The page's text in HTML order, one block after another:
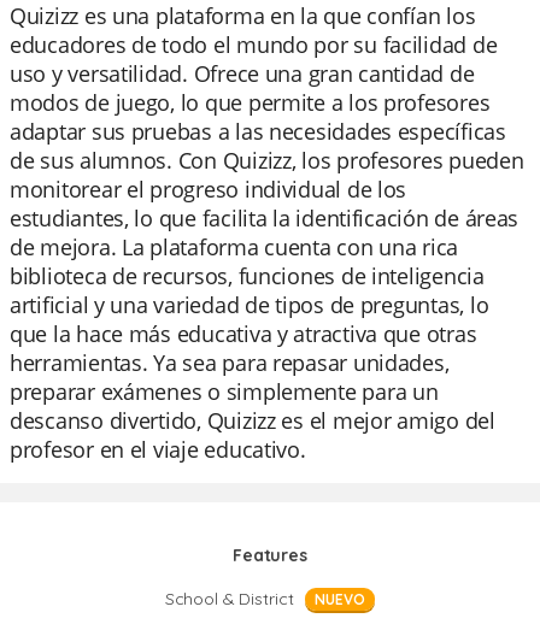
Quizizz es una plataforma en la que confían los
educadores de todo el mundo por su facilidad de
uso y versatilidad. Ofrece una gran cantidad de
modos de juego, lo que permite a los profesores
adaptar sus pruebas a las necesidades específicas
de sus alumnos. Con Quizizz, los profesores pueden
monitorear el progreso individual de los
estudiantes, lo que facilita la identificación de áreas
de mejora. La plataforma cuenta con una rica
biblioteca de recursos, funciones de inteligencia
artificial y una variedad de tipos de preguntas, lo
que la hace más educativa y atractiva que otras
herramientas. Ya sea para repasar unidades,
preparar exámenes o simplemente para un
descanso divertido, Quizizz es el mejor amigo del
profesor en el viaje educativo.
Features
School & District
NUEVO